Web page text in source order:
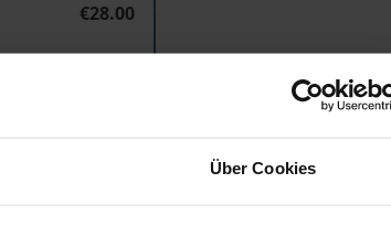
Über Cookies
€28.00
address, VAT may vary at checkout.